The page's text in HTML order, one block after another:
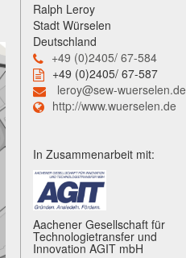
Ralph Leroy
Stadt Würselen
Deutschland
+49 (0)2405/ 67-584
+49 (0)2405/ 67-587
leroy@sew-wuerselen.de
http://www.wuerselen.de
In Zusammenarbeit mit:
Aachener Gesellschaft für
Technologietransfer und
Innovation AGIT mbH